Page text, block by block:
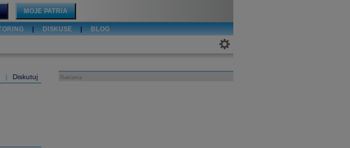
MOJE PATRIA
DISKUSE BLOG
Diskutuj Reklama